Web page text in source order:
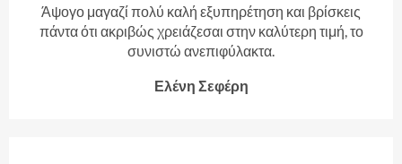
Άψογο μαγαζί πολύ καλή εξυπηρέτηση και βρίσκεις
πάντα ότι ακριβώς χρειάζεσαι στην καλύτερη τιμή, το
συνιστώ ανεπιφύλακτα.
Ελένη Σεφέρη